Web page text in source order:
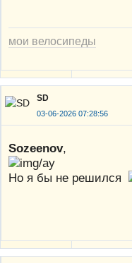
мои велосипеды
SD
03-06-2026 07:28:56
Sozeenov,
Но я бы не решился